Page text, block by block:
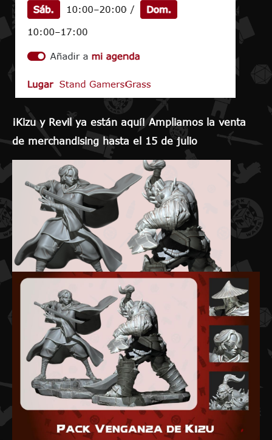
¡Kizu y Revil ya están aquí! Ampliamos la venta
de merchandising hasta el 15 de julio